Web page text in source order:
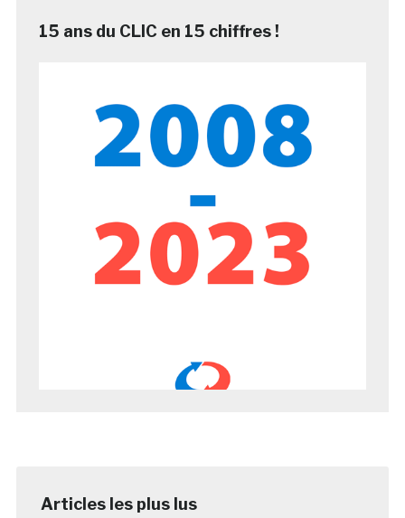
15 ans du CLIC en 15 chiffres !